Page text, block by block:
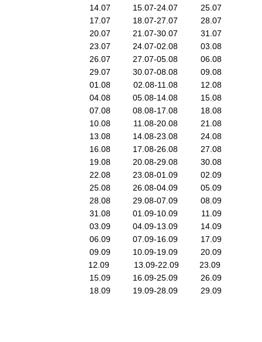
14.07
15.07-24.07
25.07
17.07
18.07-27.07
28.07
20.07
21.07-30.07
31.07
23.07
24.07-02.08
03.08
26.07
27.07-05.08
06.08
29.07
30.07-08.08
09.08
01.08
02.08-11.08
12.08
04.08
05.08-14.08
15.08
07.08
08.08-17.08
18.08
10.08
11.08-20.08
21.08
13.08
14.08-23.08
24.08
16.08
17.08-26.08
27.08
19.08
20.08-29.08
30.08
22.08
23.08-01.09
02.09
25.08
26.08-04.09
05.09
28.08
29.08-07.09
08.09
31.08
01.09-10.09
11.09
03.09
04.09-13.09
14.09
06.09
07.09-16.09
17.09
09.09
10.09-19.09
20.09
12.09
13.09-22.09
23.09
15.09
16.09-25.09
26.09
18.09
19.09-28.09 29.09